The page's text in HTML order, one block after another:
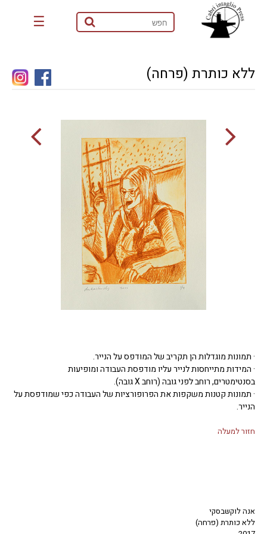
☰
ללא כותרת (פרחה)
· תמונות מוגדלות הן תקריב של המודפס על הנייר.
· המידות מתייחסות לנייר עליו מודפסת העבודה ומופיעות
בסנטימטרים, רוחב לפני גובה (רוחב X גובה).
· תמונות קטנות משקפות את הפרופורציות של העבודה כפי שמודפסת על
הנייר.
חזור למעלה
אנה לוקשבסקי
ללא כותרת (פרחה)